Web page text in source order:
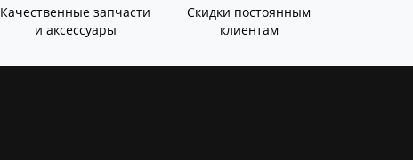
Качественные запчасти
и аксессуары
Скидки постоянным
клиентам